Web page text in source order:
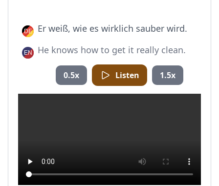
Er weiß, wie es wirklich sauber wird.
He knows how to get it really clean.
0.5x Listen 1.5x